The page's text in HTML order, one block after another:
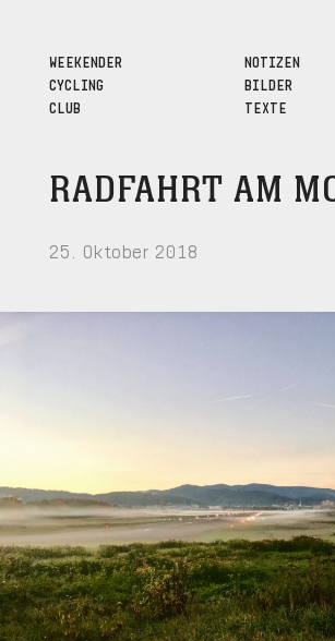
WEEKENDER
CYCLING
CLUB
NOTIZEN
BILDER
TEXTE
RADFAHRT AM
25. Oktober 2018